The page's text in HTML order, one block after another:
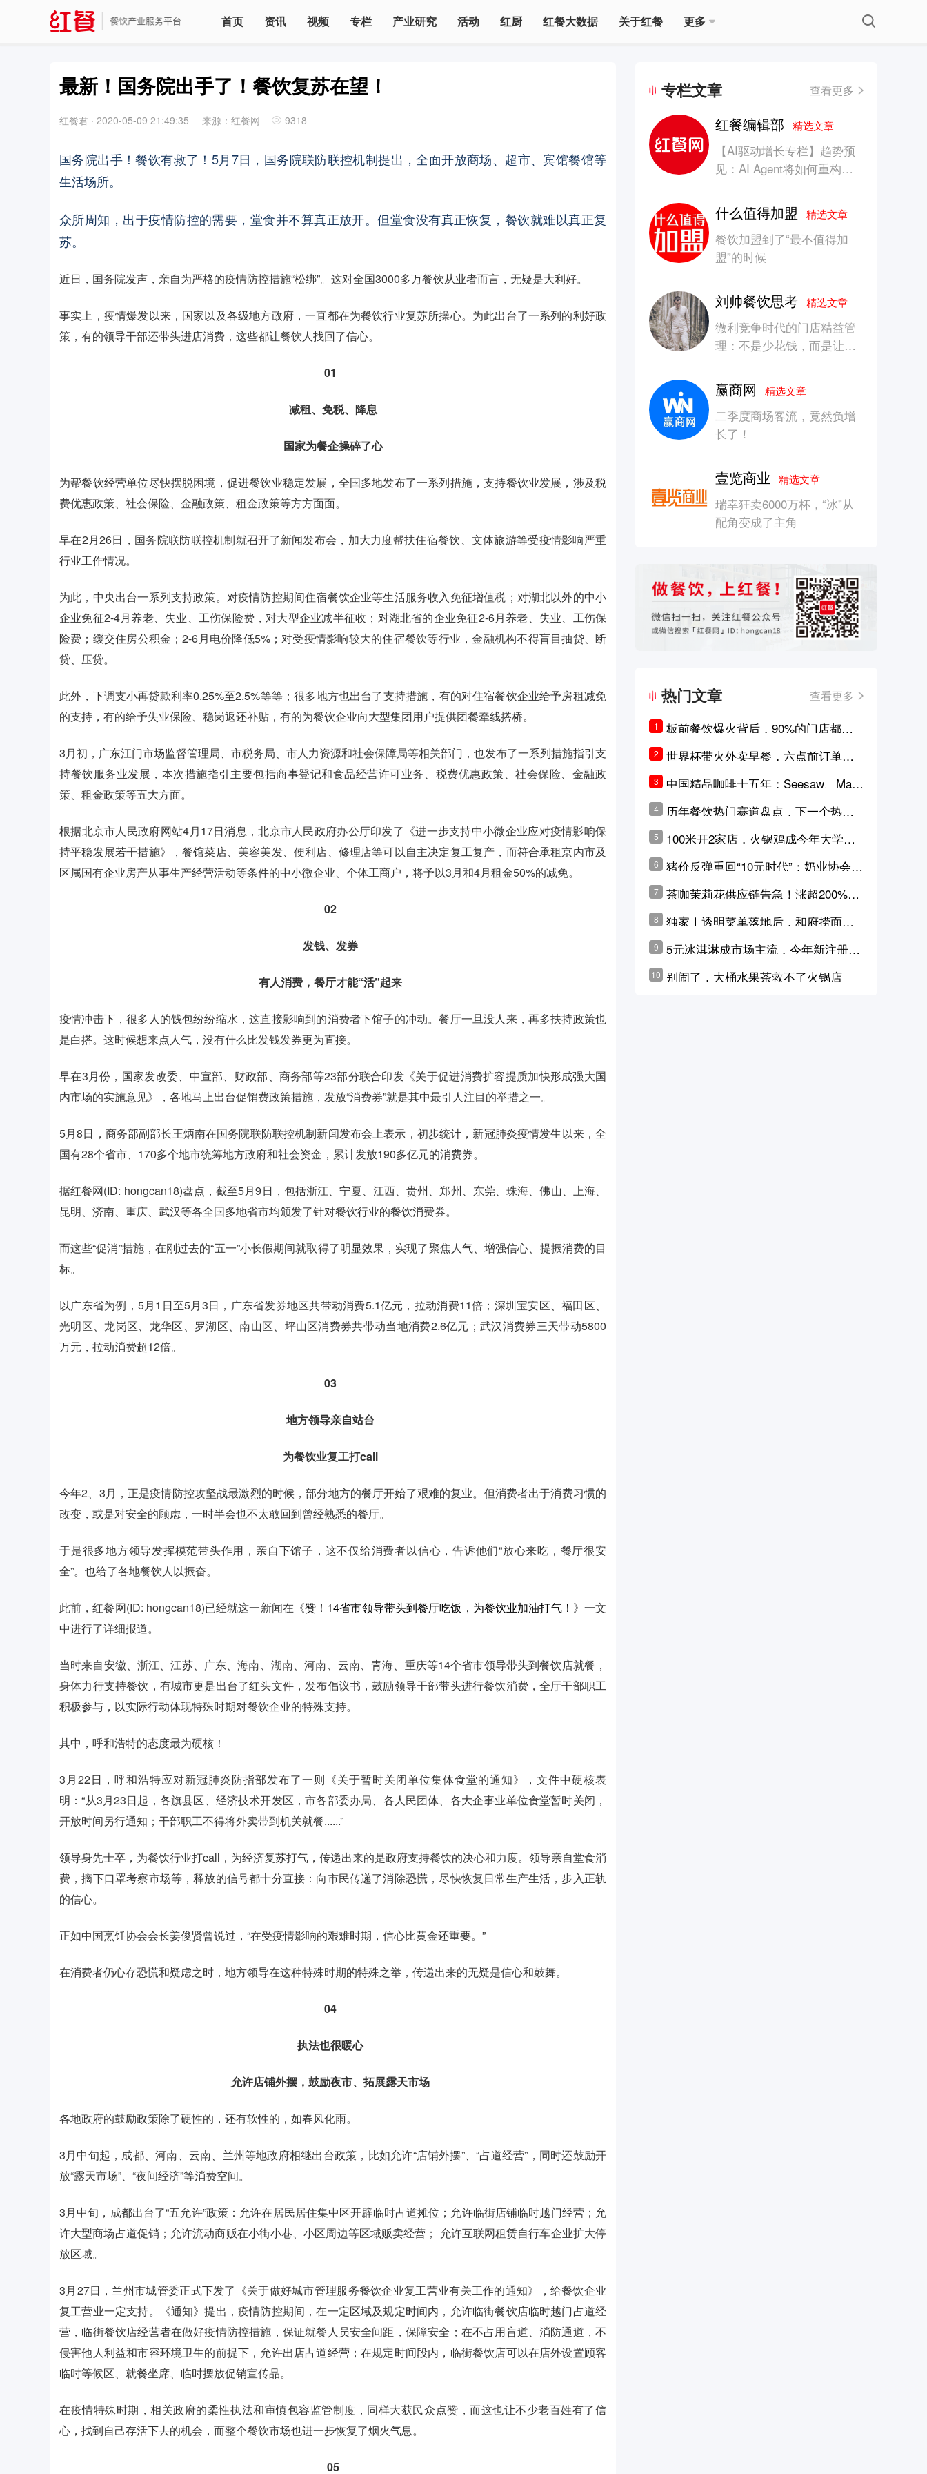
首页 资讯 视频 专栏 产业研究 活动 红厨 红餐大数据 关于红餐 更多
最新！国务院出手了！餐饮复苏在望！
红餐君 · 2020-05-09 21:49:35 来源：红餐网 9318
国务院出手！餐饮有救了！5月7日，国务院联防联控机制提出，全面开放商场、超市、宾馆餐馆等
生活场所。
众所周知，出于疫情防控的需要，堂食并不算真正放开。但堂食没有真正恢复，餐饮就难以真正复
苏。
近日，国务院发声，亲自为严格的疫情防控措施“松绑”。这对全国3000多万餐饮从业者而言，无疑是大利好。
事实上，疫情爆发以来，国家以及各级地方政府，一直都在为餐饮行业复苏所操心。为此出台了一系列的利好政
策，有的领导干部还带头进店消费，这些都让餐饮人找回了信心。
01
减租、免税、降息
国家为餐企操碎了心
为帮餐饮经营单位尽快摆脱困境，促进餐饮业稳定发展，全国多地发布了一系列措施，支持餐饮业发展，涉及税
费优惠政策、社会保险、金融政策、租金政策等方方面面。
早在2月26日，国务院联防联控机制就召开了新闻发布会，加大力度帮扶住宿餐饮、文体旅游等受疫情影响严重
行业工作情况。
为此，中央出台一系列支持政策。对疫情防控期间住宿餐饮企业等生活服务收入免征增值税；对湖北以外的中小
企业免征2-4月养老、失业、工伤保险费，对大型企业减半征收；对湖北省的企业免征2-6月养老、失业、工伤保
险费；缓交住房公积金；2-6月电价降低5%；对受疫情影响较大的住宿餐饮等行业，金融机构不得盲目抽贷、断
贷、压贷。
此外，下调支小再贷款利率0.25%至2.5%等等；很多地方也出台了支持措施，有的对住宿餐饮企业给予房租减免
的支持，有的给予失业保险、稳岗返还补贴，有的为餐饮企业向大型集团用户提供团餐牵线搭桥。
3月初，广东江门市场监督管理局、市税务局、市人力资源和社会保障局等相关部门，也发布了一系列措施指引支
持餐饮服务业发展，本次措施指引主要包括商事登记和食品经营许可业务、税费优惠政策、社会保险、金融政
策、租金政策等五大方面。
根据北京市人民政府网站4月17日消息，北京市人民政府办公厅印发了《进一步支持中小微企业应对疫情影响保
持平稳发展若干措施》，餐馆菜店、美容美发、便利店、修理店等可以自主决定复工复产，而符合承租京内市及
区属国有企业房产从事生产经营活动等条件的中小微企业、个体工商户，将予以3月和4月租金50%的减免。
02
发钱、发券
有人消费，餐厅才能“活”起来
疫情冲击下，很多人的钱包纷纷缩水，这直接影响到的消费者下馆子的冲动。餐厅一旦没人来，再多扶持政策也
是白搭。这时候想来点人气，没有什么比发钱发券更为直接。
早在3月份，国家发改委、中宣部、财政部、商务部等23部分联合印发《关于促进消费扩容提质加快形成强大国
内市场的实施意见》，各地马上出台促销费政策措施，发放“消费券”就是其中最引人注目的举措之一。
5月8日，商务部副部长王炳南在国务院联防联控机制新闻发布会上表示，初步统计，新冠肺炎疫情发生以来，全
国有28个省市、170多个地市统筹地方政府和社会资金，累计发放190多亿元的消费券。
据红餐网(ID: hongcan18)盘点，截至5月9日，包括浙江、宁夏、江西、贵州、郑州、东莞、珠海、佛山、上海、
昆明、济南、重庆、武汉等各全国多地省市均颁发了针对餐饮行业的餐饮消费券。
而这些“促消”措施，在刚过去的“五一”小长假期间就取得了明显效果，实现了聚焦人气、增强信心、提振消费的目
标。
以广东省为例，5月1日至5月3日，广东省发券地区共带动消费5.1亿元，拉动消费11倍；深圳宝安区、福田区、
光明区、龙岗区、龙华区、罗湖区、南山区、坪山区消费券共带动当地消费2.6亿元；武汉消费券三天带动5800
万元，拉动消费超12倍。
03
地方领导亲自站台
为餐饮业复工打call
今年2、3月，正是疫情防控攻坚战最激烈的时候，部分地方的餐厅开始了艰难的复业。但消费者出于消费习惯的
改变，或是对安全的顾虑，一时半会也不太敢回到曾经熟悉的餐厅。
于是很多地方领导发挥模范带头作用，亲自下馆子，这不仅给消费者以信心，告诉他们“放心来吃，餐厅很安
全”。也给了各地餐饮人以振奋。
此前，红餐网(ID: hongcan18)已经就这一新闻在《赞！14省市领导带头到餐厅吃饭，为餐饮业加油打气！ 》一文
中进行了详细报道。
当时来自安徽、浙江、江苏、广东、海南、湖南、河南、云南、青海、重庆等14个省市领导带头到餐饮店就餐，
身体力行支持餐饮，有城市更是出台了红头文件，发布倡议书，鼓励领导干部带头进行餐饮消费，全厅干部职工
积极参与，以实际行动体现特殊时期对餐饮企业的特殊支持。
其中，呼和浩特的态度最为硬核！
3月22日，呼和浩特应对新冠肺炎防指部发布了一则《关于暂时关闭单位集体食堂的通知》，文件中硬核表
明：“从3月23日起，各旗县区、经济技术开发区，市各部委办局、各人民团体、各大企事业单位食堂暂时关闭，
开放时间另行通知；干部职工不得将外卖带到机关就餐......”
领导身先士卒，为餐饮行业打call，为经济复苏打气，传递出来的是政府支持餐饮的决心和力度。领导亲自堂食消
费，摘下口罩考察市场等，释放的信号都十分直接：向市民传递了消除恐慌，尽快恢复日常生产生活，步入正轨
的信心。
正如中国烹饪协会会长姜俊贤曾说过，“在受疫情影响的艰难时期，信心比黄金还重要。”
在消费者仍心存恐慌和疑虑之时，地方领导在这种特殊时期的特殊之举，传递出来的无疑是信心和鼓舞。
04
执法也很暖心
允许店铺外摆，鼓励夜市、拓展露天市场
各地政府的鼓励政策除了硬性的，还有软性的，如春风化雨。
3月中旬起，成都、河南、云南、兰州等地政府相继出台政策，比如允许“店铺外摆”、“占道经营”，同时还鼓励开
放“露天市场”、“夜间经济”等消费空间。
3月中旬，成都出台了“五允许”政策：允许在居民居住集中区开辟临时占道摊位；允许临街店铺临时越门经营；允
许大型商场占道促销；允许流动商贩在小街小巷、小区周边等区域贩卖经营； 允许互联网租赁自行车企业扩大停
放区域。
3月27日，兰州市城管委正式下发了《关于做好城市管理服务餐饮企业复工营业有关工作的通知》，给餐饮企业
复工营业一定支持。《通知》提出，疫情防控期间，在一定区域及规定时间内，允许临街餐饮店临时越门占道经
营，临街餐饮店经营者在做好疫情防控措施，保证就餐人员安全间距，保障安全；在不占用盲道、消防通道，不
侵害他人利益和市容环境卫生的前提下，允许出店占道经营；在规定时间段内，临街餐饮店可以在店外设置顾客
临时等候区、就餐坐席、临时摆放促销宣传品。
在疫情特殊时期，相关政府的柔性执法和审慎包容监管制度，同样大获民众点赞，而这也让不少老百姓有了信
心，找到自己存活下去的机会，而整个餐饮市场也进一步恢复了烟火气息。
05
专栏文章 查看更多
红餐编辑部精选文章
【AI驱动增长专栏】趋势预
见：AI Agent将如何重构消
什么值得加盟精选文章
餐饮加盟到了“最不值得加
盟”的时候
刘帅餐饮思考精选文章
微利竞争时代的门店精益管
理：不是少花钱，而是让每
赢商网精选文章
二季度商场客流，竟然负增
长了！
壹览商业精选文章
瑞幸狂卖6000万杯，“冰”从
配角变成了主角
热门文章 查看更多
1
板前餐饮爆火背后，90%的门店都只
是徒有其表的刻意作秀？
2
世界杯带火外卖早餐，六点前订单大
3
中国精品咖啡十五年：Seesaw、Man
ner、M Stand为何结出了不同的果
实？
4
历年餐饮热门赛道盘点，下一个热门
5
100米开2家店，火锅鸡成今年大学城
6
猪价反弹重回“10元时代”；奶业协会称
原奶价格现回暖迹象
7
茶咖茉莉花供应链告急！涨超200%，
横州花价冲破50元一斤
8
独家｜透明菜单落地后，和府捞面李
学林公布未来10年计划
9
5元冰淇淋成市场主流，今年新注册相
10 别闹了，大桶水果茶救不了火锅店